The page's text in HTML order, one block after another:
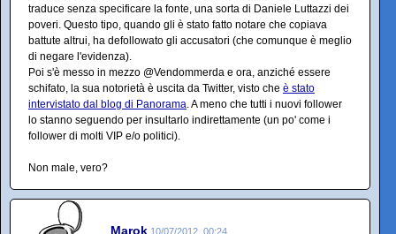
traduce senza specificare la fonte, una sorta di Daniele Luttazzi dei
poveri. Questo tipo, quando gli è stato fatto notare che copiava
battute altrui, ha defollowato gli accusatori (che comunque è meglio
di negare l'evidenza).
Poi s'è messo in mezzo @Vendommerda e ora, anziché essere
schifato, la sua notorietà è uscita da Twitter, visto che è stato
intervistato dal blog di Panorama. A meno che tutti i nuovi follower
lo stanno seguendo per insultarlo indirettamente (un po' come i
follower di molti VIP e/o politici).
Non male, vero?
Marok 10/07/2012, 00:24